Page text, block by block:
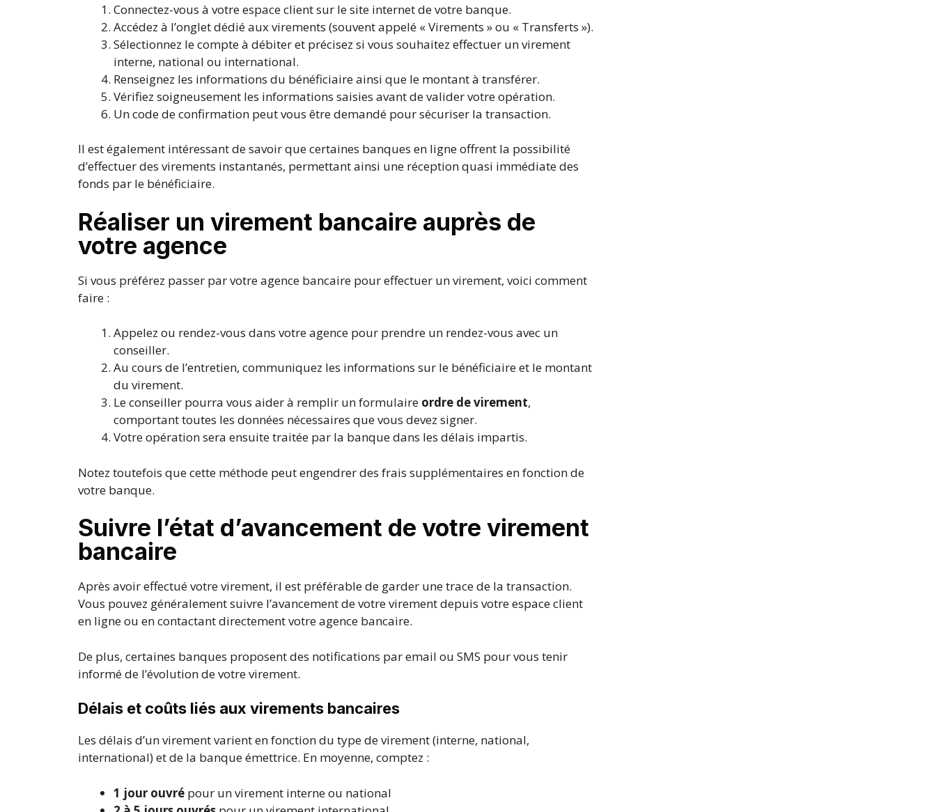
Connectez-vous à votre espace client sur le site internet de votre banque.
Accédez à l’onglet dédié aux virements (souvent appelé « Virements » ou « Transferts »).
Sélectionnez le compte à débiter et précisez si vous souhaitez effectuer un virement
interne, national ou international.
Renseignez les informations du bénéficiaire ainsi que le montant à transférer.
Vérifiez soigneusement les informations saisies avant de valider votre opération.
Un code de confirmation peut vous être demandé pour sécuriser la transaction.
Il est également intéressant de savoir que certaines banques en ligne offrent la possibilité
d’effectuer des virements instantanés, permettant ainsi une réception quasi immédiate des
fonds par le bénéficiaire.
Réaliser un virement bancaire auprès de
votre agence
Si vous préférez passer par votre agence bancaire pour effectuer un virement, voici comment
faire :
Appelez ou rendez-vous dans votre agence pour prendre un rendez-vous avec un
conseiller.
Au cours de l’entretien, communiquez les informations sur le bénéficiaire et le montant
du virement.
Le conseiller pourra vous aider à remplir un formulaire ordre de virement,
comportant toutes les données nécessaires que vous devez signer.
Votre opération sera ensuite traitée par la banque dans les délais impartis.
Notez toutefois que cette méthode peut engendrer des frais supplémentaires en fonction de
votre banque.
Suivre l’état d’avancement de votre virement
bancaire
Après avoir effectué votre virement, il est préférable de garder une trace de la transaction.
Vous pouvez généralement suivre l’avancement de votre virement depuis votre espace client
en ligne ou en contactant directement votre agence bancaire.
De plus, certaines banques proposent des notifications par email ou SMS pour vous tenir
informé de l’évolution de votre virement.
Délais et coûts liés aux virements bancaires
Les délais d’un virement varient en fonction du type de virement (interne, national,
international) et de la banque émettrice. En moyenne, comptez :
1 jour ouvré pour un virement interne ou national